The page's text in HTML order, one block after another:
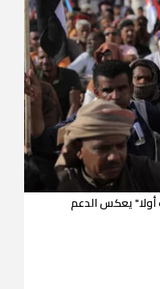
أولا" يعكس الدعم